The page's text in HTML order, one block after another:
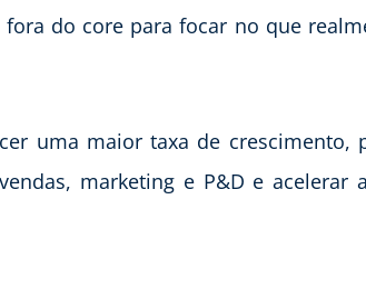
do core para focar no que
uma maior taxa de crescimento,
marketing e P&D e acelerar